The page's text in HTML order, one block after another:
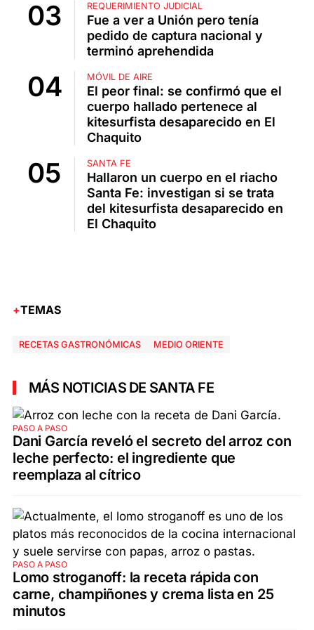
REQUERIMIENTO JUDICIAL
Fue a ver a Unión pero tenía
pedido de captura nacional y
terminó aprehendida
MÓVIL DE AIRE
El peor final: se confirmó que el
cuerpo hallado pertenece al
kitesurfista desaparecido en El
Chaquito
SANTA FE
Hallaron un cuerpo en el riacho
Santa Fe: investigan si se trata
del kitesurfista desaparecido en
El Chaquito
TEMAS
RECETAS GASTRONÓMICAS MEDIO ORIENTE
MÁS NOTICIAS DE SANTA FE
PASO A PASO
Dani García reveló el secreto del arroz con
leche perfecto: el ingrediente que
reemplaza al cítrico
PASO A PASO
Lomo stroganoff: la receta rápida con
carne, champiñones y crema lista en 25
minutos